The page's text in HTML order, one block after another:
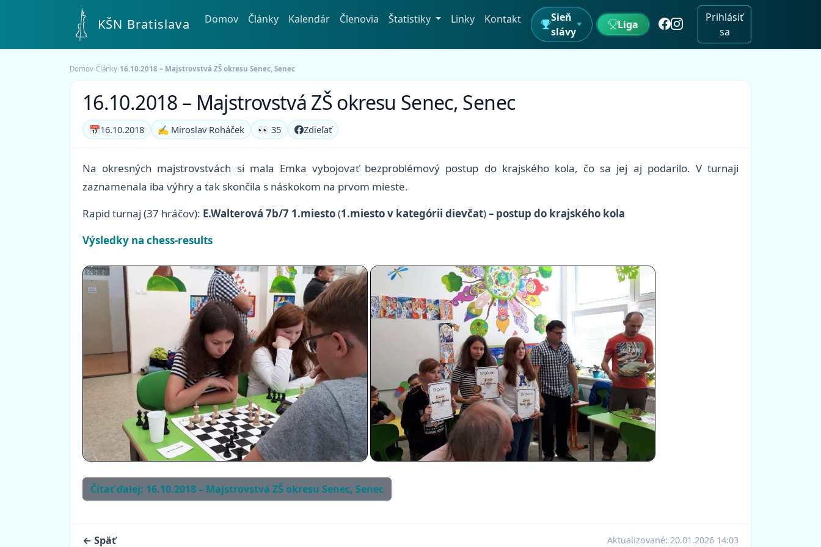
KŠN Bratislava Domov Články Kalendár Členovia Štatistiky Linky Kontakt
Sieň
slávy
Liga
Prihlásiť
sa
Domov›Články›16.10.2018 – Majstrovstvá ZŠ okresu Senec, Senec
16.10.2018 – Majstrovstvá ZŠ okresu Senec, Senec
📅16.10.2018 ✍️ Miroslav Roháček 👀 35 Zdieľať
Na okresných majstrovstvách si mala Emka vybojovať bezproblémový postup do krajského kola, čo sa jej aj podarilo. V turnaji
zaznamenala iba výhry a tak skončila s náskokom na prvom mieste.
Rapid turnaj (37 hráčov): E.Walterová 7b/7 1.miesto(1.miesto v kategórii dievčat)– postup do krajského kola
Výsledky na chess-results
Čítať ďalej: 16.10.2018 – Majstrovstvá ZŠ okresu Senec, Senec
← Späť Aktualizované: 20.01.2026 14:03